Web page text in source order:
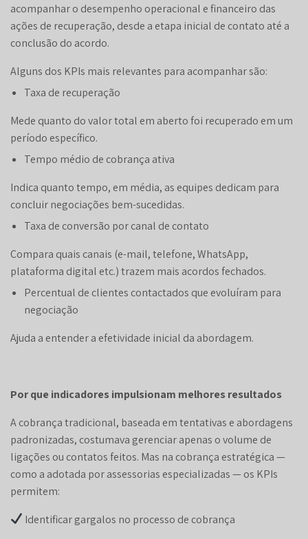
acompanhar o desempenho operacional e financeiro das
ações de recuperação, desde a etapa inicial de contato até a
conclusão do acordo.
Alguns dos KPIs mais relevantes para acompanhar são:
Taxa de recuperação
Mede quanto do valor total em aberto foi recuperado em um
período específico.
Tempo médio de cobrança ativa
Indica quanto tempo, em média, as equipes dedicam para
concluir negociações bem-sucedidas.
Taxa de conversão por canal de contato
Compara quais canais (e-mail, telefone, WhatsApp,
plataforma digital etc.) trazem mais acordos fechados.
Percentual de clientes contactados que evoluíram para
negociação
Ajuda a entender a efetividade inicial da abordagem.
Por que indicadores impulsionam melhores resultados
A cobrança tradicional, baseada em tentativas e abordagens
padronizadas, costumava gerenciar apenas o volume de
ligações ou contatos feitos. Mas na cobrança estratégica —
como a adotada por assessorias especializadas — os KPIs
permitem:
Identificar gargalos no processo de cobrança